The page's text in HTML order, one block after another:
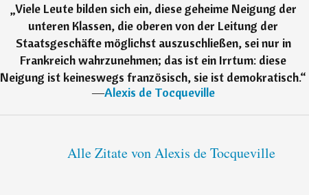
„Viele Leute bilden sich ein, diese geheime Neigung der
unteren Klassen, die oberen von der Leitung der
Staatsgeschäfte möglichst auszuschließen, sei nur in
Frankreich wahrzunehmen; das ist ein Irrtum: diese
Neigung ist keineswegs französisch, sie ist demokratisch.“
―Alexis de Tocqueville
Alle Zitate von Alexis de Tocqueville